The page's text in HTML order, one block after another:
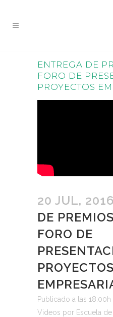
ENTREGA DE
FORO DE
PROYECTOS
20 JUL, 2016
DE
FORO DE
PROYECTOS
Publicado a las 18:00h
Videos por Escuela